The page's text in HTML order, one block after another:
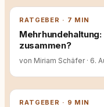
RATGEBER · 7 MIN
zusammen?
von Miriam Schäfer · 6.
RATGEBER · 9 MIN